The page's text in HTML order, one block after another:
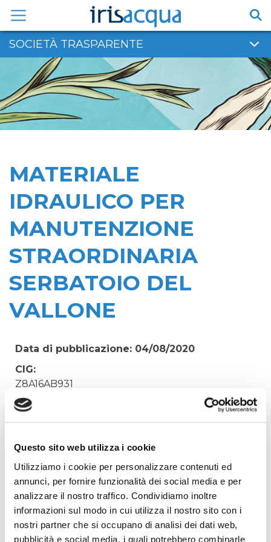
Questo sito web utilizza i cookie
Utilizziamo i cookie per personalizzare contenuti ed
annunci, per fornire funzionalità dei social media e per
analizzare il nostro traffico. Condividiamo inoltre
informazioni sul modo in cui utilizza il nostro sito con i
nostri partner che si occupano di analisi dei dati web,
pubblicità e social media, i quali potrebbero combinarle
contenuto
SOCIETÀ TRASPARENTE
MATERIALE
IDRAULICO PER
MANUTENZIONE
STRAORDINARIA
SERBATOIO DEL
VALLONE
Data di pubblicazione: 04/08/2020
CIG:
Z8A16AB931
Struttura proponente:
Oggetto:
MATERIALE IDRAULICO PER MANUTENZIONE
STRAORDINARIA SERBATOIO DEL VALLONE
Codice Fiscale: